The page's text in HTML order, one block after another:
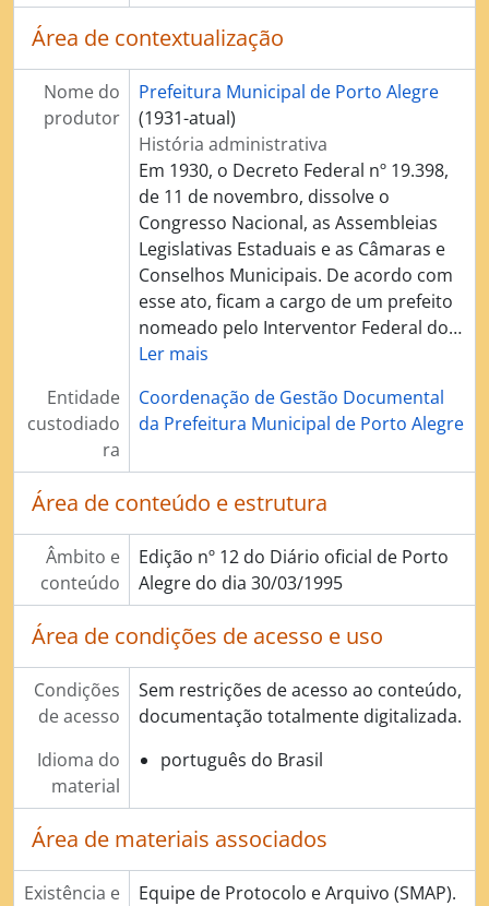
Área de contextualização
Nome do
produtor
Prefeitura Municipal de Porto Alegre
(1931-atual)
História administrativa
Em 1930, o Decreto Federal nº 19.398,
de 11 de novembro, dissolve o
Congresso Nacional, as Assembleias
Legislativas Estaduais e as Câmaras e
Conselhos Municipais. De acordo com
esse ato, ficam a cargo de um prefeito
nomeado pelo Interventor Federal do…
Ler mais
Entidade
custodiado
ra
Coordenação de Gestão Documental
da Prefeitura Municipal de Porto Alegre
Área de conteúdo e estrutura
Âmbito e
conteúdo
Edição nº 12 do Diário oficial de Porto
Alegre do dia 30/03/1995
Área de condições de acesso e uso
Condições
de acesso
Sem restrições de acesso ao conteúdo,
documentação totalmente digitalizada.
Idioma do
material
português do Brasil
Área de materiais associados
Existência e
Equipe de Protocolo e Arquivo (SMAP).